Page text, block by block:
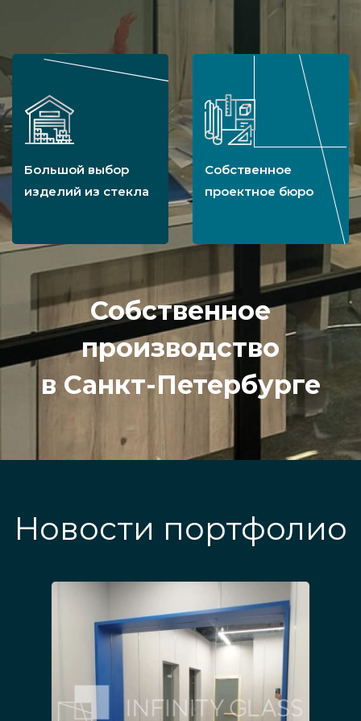
Большой выбор
изделий из стекла
Собственное
проектное бюро
Собственное
производство
в Санкт-Петербурге
Новости портфолио